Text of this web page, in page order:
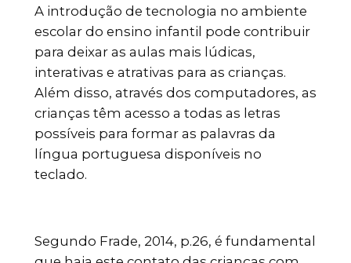
A introdução de tecnologia no ambiente
escolar do ensino infantil pode contribuir
para deixar as aulas mais lúdicas,
interativas e atrativas para as crianças.
Além disso, através dos computadores, as
crianças têm acesso a todas as letras
possíveis para formar as palavras da
língua portuguesa disponíveis no
teclado.
Segundo Frade, 2014, p.26, é fundamental